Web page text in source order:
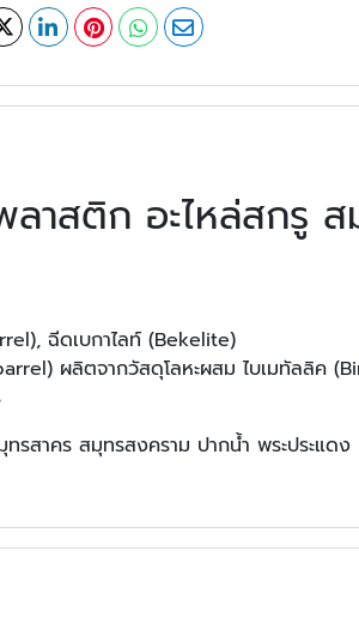
ลาสติก อะไหล่สกรู ส
ฉีดเบกาไลท์ (Bekelite)
ผลิตจากวัสดุโลหะผสม ไบเมทัลลิค
รสาคร สมุทรสงคราม ปากน้ำ พระประแ